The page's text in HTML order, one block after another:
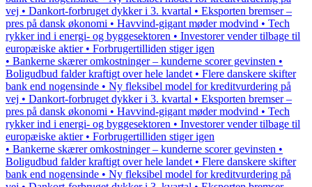
vej • Dankort-forbruget dykker i 3. kvartal • Eksporten bremser –
pres på dansk økonomi • Havvind-gigant møder modvind • Tech
rykker ind i energi- og byggesektoren • Investorer vender tilbage til
europæiske aktier • Forbrugertilliden stiger igen
• Bankerne skærer omkostninger – kunderne scorer gevinsten •
Boligudbud falder kraftigt over hele landet • Flere danskere skifter
bank end nogensinde • Ny fleksibel model for kreditvurdering på
vej • Dankort-forbruget dykker i 3. kvartal • Eksporten bremser –
pres på dansk økonomi • Havvind-gigant møder modvind • Tech
rykker ind i energi- og byggesektoren • Investorer vender tilbage til
europæiske aktier • Forbrugertilliden stiger igen
• Bankerne skærer omkostninger – kunderne scorer gevinsten •
Boligudbud falder kraftigt over hele landet • Flere danskere skifter
bank end nogensinde • Ny fleksibel model for kreditvurdering på